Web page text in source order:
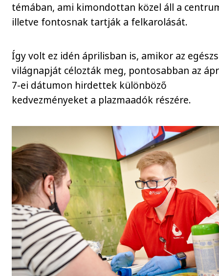
témában, ami kimondottan közel áll a
illetve fontosnak tartják a felkarolását.
Így volt ez idén áprilisban is, amikor az
világnapját célozták meg, pontosabban az
7-ei dátumon hirdettek különböző
kedvezményeket a plazmaadók részére.